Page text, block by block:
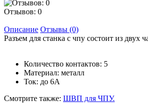
Отзывов: 0
Описание Отзывы (0)
Разъем для станка с чпу состоит из двух
Количество контактов: 5
Материал: металл
Ток: до 6A
Смотрите также: ШВП для ЧПУ.